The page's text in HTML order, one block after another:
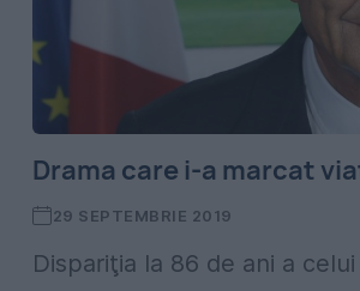
Drama care i-a marcat
29 SEPTEMBRIE 2019
Dispariţia la 86 de ani a